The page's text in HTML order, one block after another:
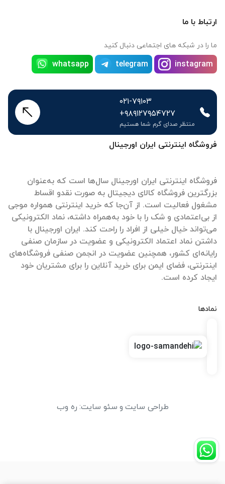
فروشگاه اینترنتی ایران اورجینال
فروشگاه اینترنتی ایران اورجینال سال‌ها است که به‌عنوان
بزرگترین فروشگاه کالای دیجیتال به صورت نقدو اقساط
مشغول فعالیت است. از آن‌جا که خرید اینترنتی همواره موجی
از بی‌اعتمادی و شک را با خود به‌همراه داشته، نماد الکترونیکی
می‌تواند خیال خیلی از افراد را راحت کند. ایران اورجینال با
داشتن نماد اعتماد الکترونیکی و عضویت در سازمان صنفی
رایانه‌ای کشور، همچنین عضویت در انجمن صنفی فروشگاه‌های
اینترنتی، فضای ایمن برای خرید آنلاین را برای مشتریان خود
ایجاد کرده است.
نمادها
ارتباط با ما
ما را در شبکه های اجتماعی دنبال کنید
instagram
telegram
whatsapp
۰۲۱-۷۹۱۰۳
+۹۸۹۱۲۷۹۵۴۷۲۷
منتظر صدای گرم شما هستیم
طراحی سایت و سئو سایت: ره وب